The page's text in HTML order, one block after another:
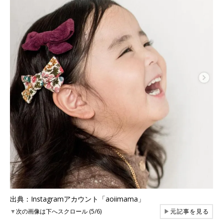
出典：Instagramアカウント「aoiimama」
▼次の画像は下へスクロール (5/6) ▶元記事を見る